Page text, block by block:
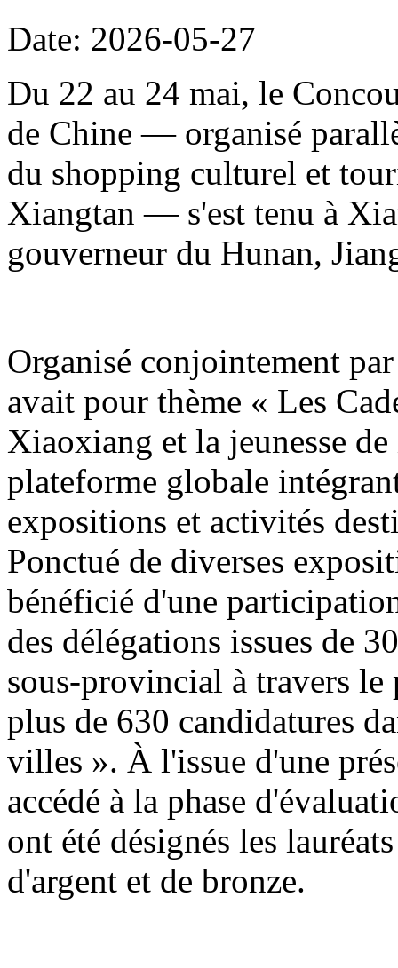
Date: 2026-05-27
Du 22 au 24 mai, le
de Chine — organisé
du shopping culturel et
Xiangtan — s'est tenu à
gouverneur du Hunan,
Organisé conjointement
avait pour thème « Les
Xiaoxiang et la jeunesse
plateforme globale
expositions et activités
Ponctué de diverses
bénéficié d'une
des délégations issues de
sous-provincial à travers
plus de 630 candidatures
villes ». À l'issue d'une
accédé à la phase
ont été désignés les
d'argent et de bronze.